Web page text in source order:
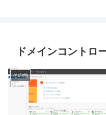
ドメインコントロ
その他